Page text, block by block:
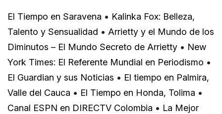
El Tiempo en Saravena • Kalinka Fox: Belleza,
Talento y Sensualidad • Arrietty y el Mundo de los
Diminutos – El Mundo Secreto de Arrietty • New
York Times: El Referente Mundial en Periodismo •
El Guardian y sus Noticias • El tiempo en Palmira,
Valle del Cauca • El Tiempo en Honda, Tolima •
Canal ESPN en DIRECTV Colombia • La Mejor